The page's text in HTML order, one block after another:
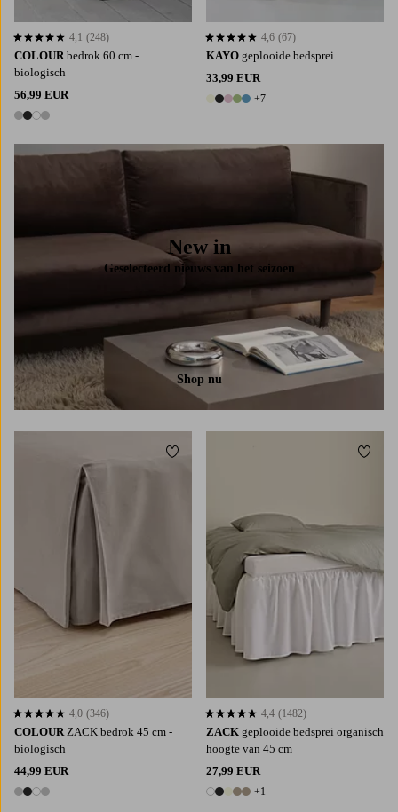
COLOUR bedrok 60 cm -
biologisch
56,99 EUR
4 kleuren
4,1 op basis van 248 beoordelingen
4,1 (248)
KAYO geplooide bedsprei
33,99 EUR
12 kleuren
+7
4,6 op basis van 67 beoordelingen
4,6 (67)
New in
Geselecteerd nieuws van het seizoen
Shop nu
COLOUR ZACK bedrok 45 cm -
biologisch
44,99 EUR
4 kleuren
4,0 op basis van 346 beoordelingen
4,0 (346)
Toevoegen aan favorieten
120X200 160X200
ZACK geplooide bedsprei organisch
hoogte van 45 cm
27,99 EUR
6 kleuren
+1
4,4 op basis van 1482 beoordelingen
4,4 (1482)